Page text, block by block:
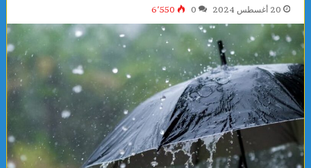
20 أغسطس 2024 0 6٬550